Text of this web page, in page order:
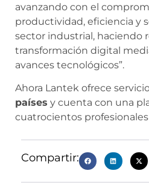
avanzando con el
productividad, eficiencia y
sector industrial, haciendo
transformación digital
avances tecnológicos”.
Ahora Lantek ofrece
países y cuenta con una
cuatrocientos
Compartir: